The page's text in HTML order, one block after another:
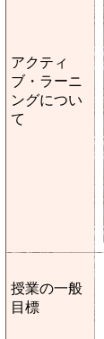
アクティ
ブ・ラーニ
ングについ
て
授業の一般
目標